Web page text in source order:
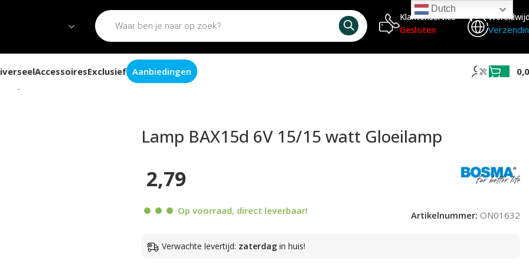
Klantenservice
Gesloten
AccessoiresExclusief Aanbiedingen
Lamp BAX15d 6V 15/15 watt Gloeilamp
2,79
Op voorraad, direct leverbaar! Artikelnummer: ON01632
Verwachte levertijd: zaterdagin huis!
Dutch